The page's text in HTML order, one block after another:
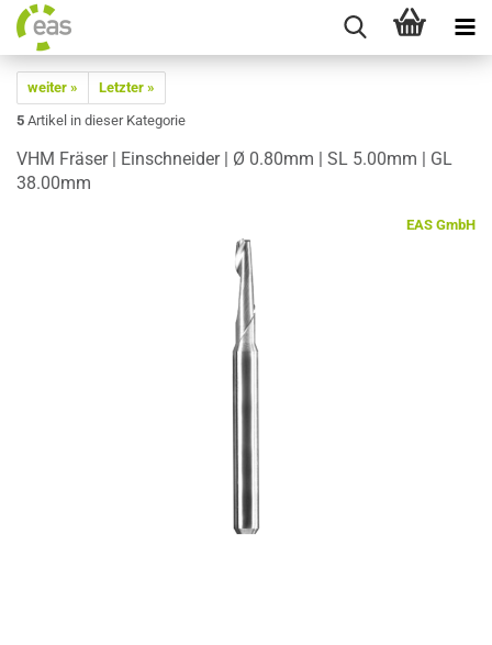
weiter »
Letzter »
5 Artikel in dieser Kategorie
VHM Frä­ser | Ein­schnei­der | Ø 0.80mm | SL 5.00mm | GL
38.00mm
EAS GmbH